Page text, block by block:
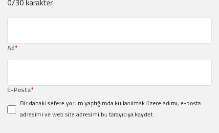
Ad*
E-Posta*
Bir dahaki sefere yorum yaptığımda kullanılmak üzere adımı, e-posta
adresimi ve web site adresimi bu tarayıcıya kaydet.